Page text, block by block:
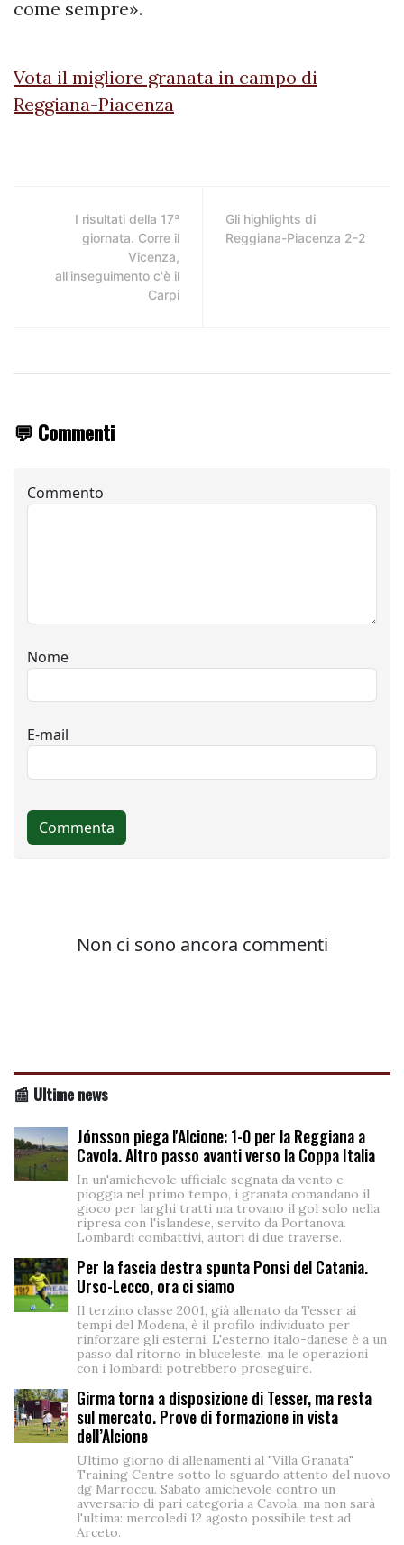
come sempre».
Vota il migliore granata in campo di
Reggiana-Piacenza
I risultati della 17ª
giornata. Corre il
Vicenza,
all'inseguimento c'è il
Carpi
Gli highlights di
Reggiana-Piacenza 2-2
💬 Commenti
📰 Ultime news
Jónsson piega l'Alcione: 1-0 per la Reggiana a
Cavola. Altro passo avanti verso la Coppa Italia
In un'amichevole ufficiale segnata da vento e
pioggia nel primo tempo, i granata comandano il
gioco per larghi tratti ma trovano il gol solo nella
ripresa con l'islandese, servito da Portanova.
Lombardi combattivi, autori di due traverse.
Per la fascia destra spunta Ponsi del Catania.
Urso-Lecco, ora ci siamo
Il terzino classe 2001, già allenato da Tesser ai
tempi del Modena, è il profilo individuato per
rinforzare gli esterni. L'esterno italo-danese è a un
passo dal ritorno in bluceleste, ma le operazioni
con i lombardi potrebbero proseguire.
Girma torna a disposizione di Tesser, ma resta
sul mercato. Prove di formazione in vista
dell’Alcione
Ultimo giorno di allenamenti al "Villa Granata"
Training Centre sotto lo sguardo attento del nuovo
dg Marroccu. Sabato amichevole contro un
avversario di pari categoria a Cavola, ma non sarà
l'ultima: mercoledì 12 agosto possibile test ad
Arceto.